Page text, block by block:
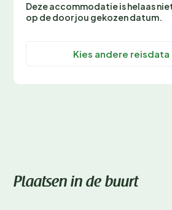
Deze accommodatie is helaas
op de door jou gekozen datum.
Kies andere reisdata
Plaatsen in de buurt